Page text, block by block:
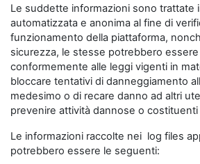
Le suddette informazioni sono trattate
automatizzata e anonima al fine di
funzionamento della piattaforma,
sicurezza, le stesse potrebbero
conformemente alle leggi vigenti in
bloccare tentativi di danneggiamento
medesimo o di recare danno ad altri
prevenire attività dannose o costituenti
Le informazioni raccolte nei log files
potrebbero essere le seguenti: